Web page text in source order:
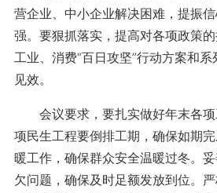
营企业、中小企业解决困难，提振
强。要狠抓落实，提高对各项政策的
工业、消费“百日攻坚”行动方案和
见效。
会议要求，要扎实做好年末各项
项民生工程要倒排工期，确保如期
暖工作，确保群众安全温暖过冬。
欠问题，确保及时足额发放到位。